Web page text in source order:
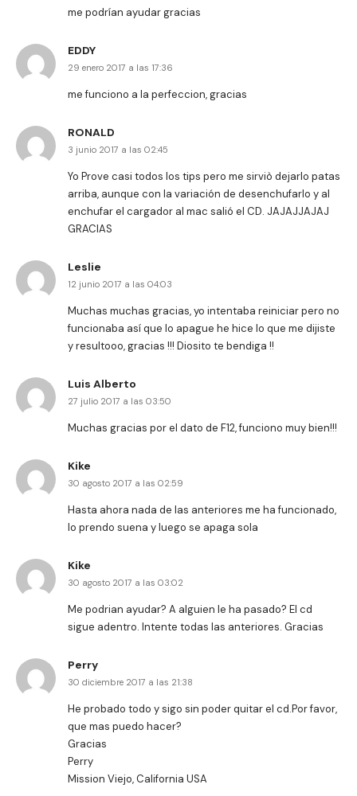
me podrían ayudar gracias
EDDY
29 enero 2017 a las 17:36
me funciono a la perfeccion, gracias
RONALD
3 junio 2017 a las 02:45
Yo Prove casi todos los tips pero me sirviò dejarlo patas
arriba, aunque con la variación de desenchufarlo y al
enchufar el cargador al mac salió el CD. JAJAJJAJAJ
GRACIAS
Leslie
12 junio 2017 a las 04:03
Muchas muchas gracias, yo intentaba reiniciar pero no
funcionaba así que lo apague he hice lo que me dijiste
y resultooo, gracias !!! Diosito te bendiga !!
Luis Alberto
27 julio 2017 a las 03:50
Muchas gracias por el dato de F12, funciono muy bien!!!
Kike
30 agosto 2017 a las 02:59
Hasta ahora nada de las anteriores me ha funcionado,
lo prendo suena y luego se apaga sola
Kike
30 agosto 2017 a las 03:02
Me podrian ayudar? A alguien le ha pasado? El cd
sigue adentro. Intente todas las anteriores. Gracias
Perry
30 diciembre 2017 a las 21:38
He probado todo y sigo sin poder quitar el cd.Por favor,
que mas puedo hacer?
Gracias
Perry
Mission Viejo, California USA